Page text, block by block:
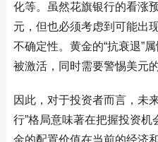
化等。虽然花旗银行的看涨
元，但也必须考虑到可能出
不确定性。黄金的“抗衰退”
被激活，同时需要警惕美元
因此，对于投资者而言，未
行”格局意味著在把握投资
金的配置价值在当前的经济